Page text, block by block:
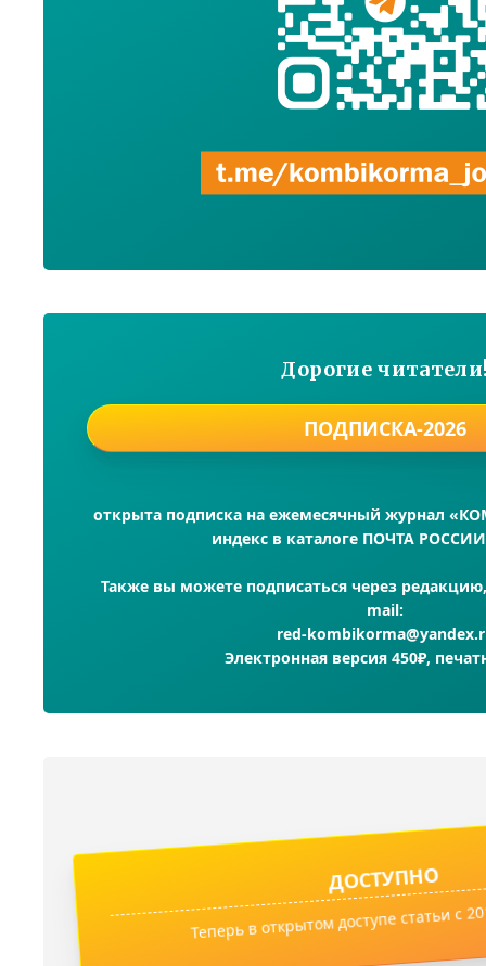
Дорогие
ПОДПИСКА-2026
открыта подписка на ежемесячный журнал
индекс в каталоге ПОЧТА
Также вы можете подписаться через
mail:
red-
Электронная версия 450₽,
ДОСТУПНО
Теперь в открытом доступе статьи с